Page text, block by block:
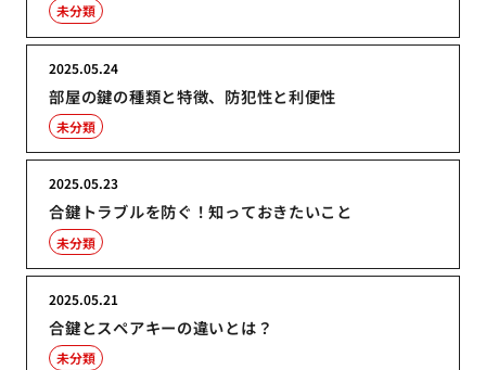
未分類
部屋の鍵の種類と特徴、防犯性と利便性
2025.05.24
未分類
合鍵トラブルを防ぐ！知っておきたいこと
2025.05.23
未分類
合鍵とスペアキーの違いとは？
2025.05.21
未分類